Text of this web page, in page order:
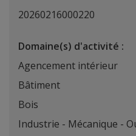
20260216000220
Domaine(s) d'activité :
Agencement intérieur
Bâtiment
Bois
Industrie - Mécanique -